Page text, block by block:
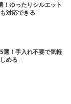
！ゆったりシルエット
対応できる
選！手入れ不要で気軽
める